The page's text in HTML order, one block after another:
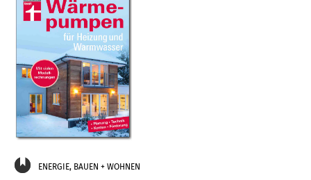
ENERGIE, BAUEN + WOHNEN